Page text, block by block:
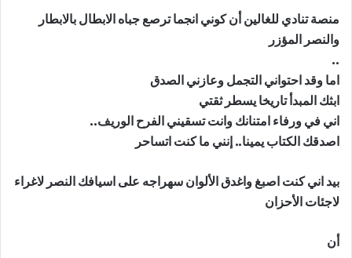
منصة تنادي للغالين أن كوني انجما ترصع جباه الابطال بالابطار
والنصر المؤزر
..
اما وقد احتواني التجمل وعازني الصدق
ابثك المبدأ تاريخا يسطر ثقتي
اني في ورفاء امتنانك وانت تسقيني الفرح الوريف..
اصدقك الكتاب يمينا.. إنني ما كنت اتساحر
بيد اني كنت اصبغ واغدق الألوان سهراجه على اسيافك النصر لاغراء
لاجئات الأحزان
أن